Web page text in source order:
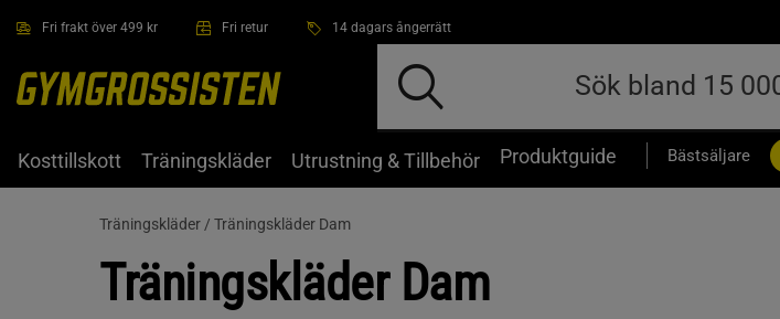
Fri frakt över 499 kr Fri retur 14 dagars ångerrätt
Kosttillskott Träningskläder Utrustning & Tillbehör Produktguide Bästsäljare
Träningskläder / Träningskläder Dam
Träningskläder Dam